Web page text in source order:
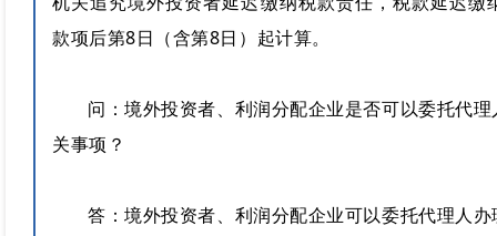
款项后第8日（含第8日）起计算。
问：境外投资者、利润分配企业是否可以委托代
关事项？
答：境外投资者、利润分配企业可以委托代理人